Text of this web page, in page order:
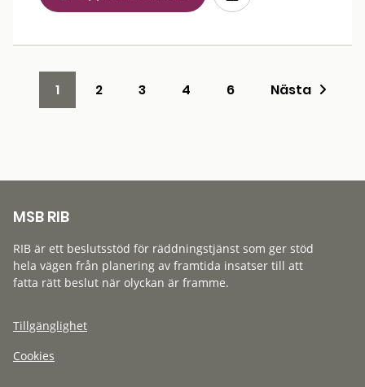
1 2 3 4 6 Nästa
MSB RIB
RIB är ett beslutsstöd för räddningstjänst som ger stöd
hela vägen från planering av framtida insatser till att
fatta rätt beslut när olyckan är framme.
Tillgänglighet
Cookies